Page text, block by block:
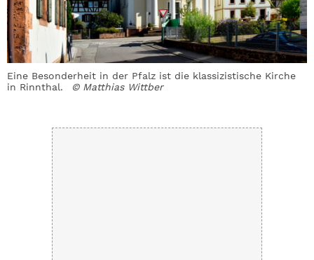
Eine Besonderheit in der Pfalz ist die klassizistische Kirche
in Rinnthal.
© Matthias Wittber